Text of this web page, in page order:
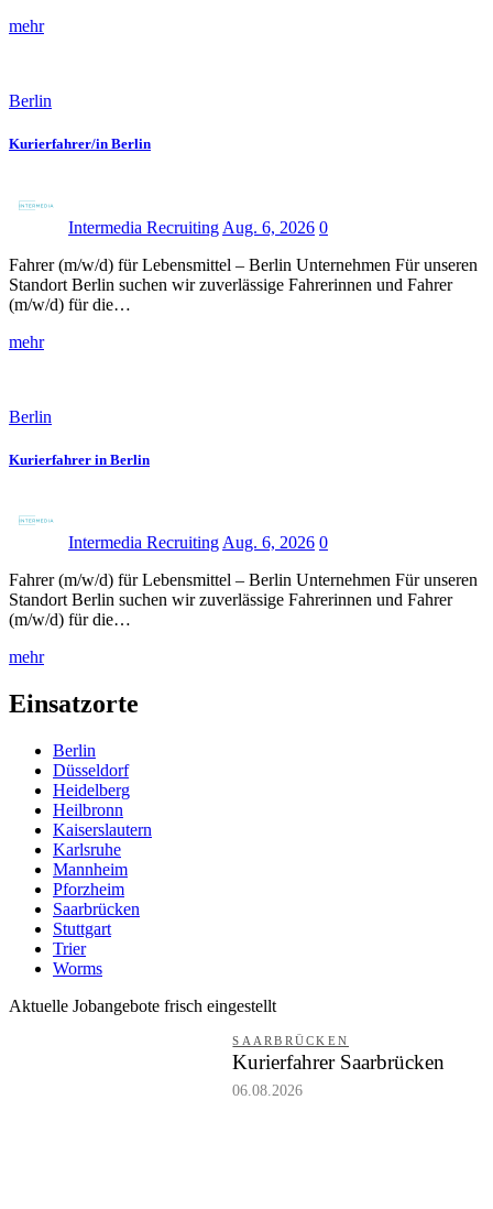
mehr
Berlin
Kurierfahrer/in Berlin
Intermedia Recruiting Aug. 6, 2026 0
Fahrer (m/w/d) für Lebensmittel – Berlin Unternehmen Für unseren
Standort Berlin suchen wir zuverlässige Fahrerinnen und Fahrer
(m/w/d) für die…
mehr
Berlin
Kurierfahrer in Berlin
Intermedia Recruiting Aug. 6, 2026 0
Fahrer (m/w/d) für Lebensmittel – Berlin Unternehmen Für unseren
Standort Berlin suchen wir zuverlässige Fahrerinnen und Fahrer
(m/w/d) für die…
mehr
Einsatzorte
Berlin
Düsseldorf
Heidelberg
Heilbronn
Kaiserslautern
Karlsruhe
Mannheim
Pforzheim
Saarbrücken
Stuttgart
Trier
Worms
Aktuelle Jobangebote frisch eingestellt
SAARBRÜCKEN
Kurierfahrer Saarbrücken
06.08.2026